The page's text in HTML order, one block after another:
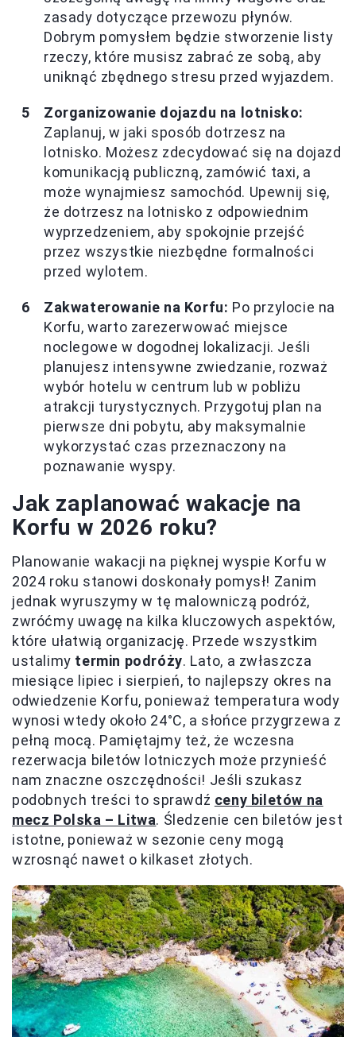
zasady dotyczące przewozu płynów.
Dobrym pomysłem będzie stworzenie listy
rzeczy, które musisz zabrać ze sobą, aby
uniknąć zbędnego stresu przed wyjazdem.
Zorganizowanie dojazdu na lotnisko:
Zaplanuj, w jaki sposób dotrzesz na
lotnisko. Możesz zdecydować się na dojazd
komunikacją publiczną, zamówić taxi, a
może wynajmiesz samochód. Upewnij się,
że dotrzesz na lotnisko z odpowiednim
wyprzedzeniem, aby spokojnie przejść
przez wszystkie niezbędne formalności
przed wylotem.
Zakwaterowanie na Korfu: Po przylocie na
Korfu, warto zarezerwować miejsce
noclegowe w dogodnej lokalizacji. Jeśli
planujesz intensywne zwiedzanie, rozważ
wybór hotelu w centrum lub w pobliżu
atrakcji turystycznych. Przygotuj plan na
pierwsze dni pobytu, aby maksymalnie
wykorzystać czas przeznaczony na
poznawanie wyspy.
Jak zaplanować wakacje na
Korfu w 2026 roku?
Planowanie wakacji na pięknej wyspie Korfu w
2024 roku stanowi doskonały pomysł! Zanim
jednak wyruszymy w tę malowniczą podróż,
zwróćmy uwagę na kilka kluczowych aspektów,
które ułatwią organizację. Przede wszystkim
ustalimy termin podróży. Lato, a zwłaszcza
miesiące lipiec i sierpień, to najlepszy okres na
odwiedzenie Korfu, ponieważ temperatura wody
wynosi wtedy około 24°C, a słońce przygrzewa z
pełną mocą. Pamiętajmy też, że wczesna
rezerwacja biletów lotniczych może przynieść
nam znaczne oszczędności! Jeśli szukasz
podobnych treści to sprawdź ceny biletów na
mecz Polska – Litwa. Śledzenie cen biletów jest
istotne, ponieważ w sezonie ceny mogą
wzrosnąć nawet o kilkaset złotych.